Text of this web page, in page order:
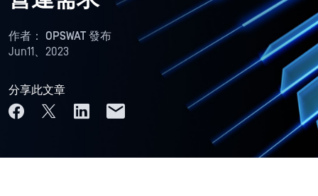
作者： OPSWAT 發布
Jun11、2023
分享此文章